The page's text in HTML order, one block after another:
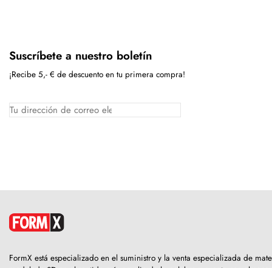
Suscríbete a nuestro boletín
¡Recibe 5,- € de descuento en tu primera compra!
FormX está especializado en el suministro y la venta especializada de